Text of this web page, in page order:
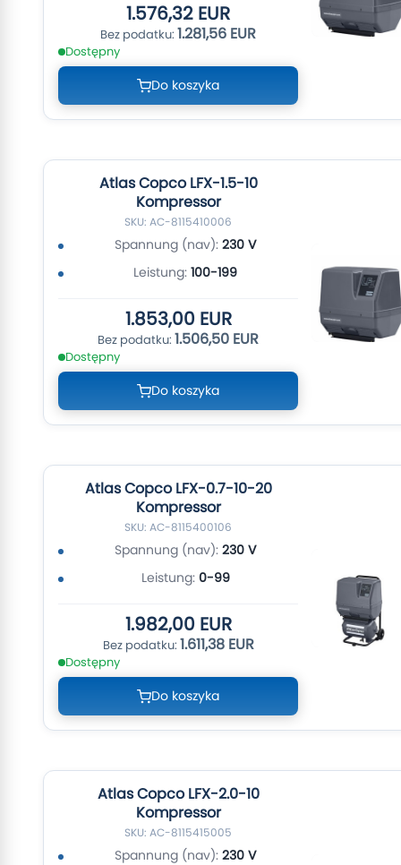
1.576,32 EUR
1.281,56 EUR
Dostępny
Do koszyka
Atlas Copco LFX-1.5-10
Kompressor
SKU: AC-8115410006
Spannung (nav): 230 V
Leistung: 100-199
1.853,00 EUR
1.506,50 EUR
Dostępny
Do koszyka
Atlas Copco LFX-0.7-10-20
Kompressor
SKU: AC-8115400106
Spannung (nav): 230 V
Leistung: 0-99
1.982,00 EUR
1.611,38 EUR
Dostępny
Do koszyka
Atlas Copco LFX-2.0-10
Kompressor
SKU: AC-8115415005
Spannung (nav): 230 V